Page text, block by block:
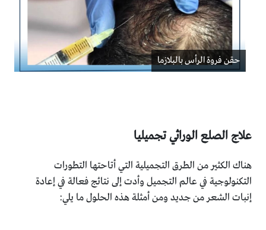
حقن فروة الرأس بالبلازما
علاج الصلع الوراثي تجميليا
هناك الكثير من الطرق التجميلية التي أتاحتها التطورات
التكنولوجية في عالم التجميل وأدت إلى نتائج فعالة في إعادة
إنبات الشعر من جديد ومن أمثلة هذه الحلول ما يلي: